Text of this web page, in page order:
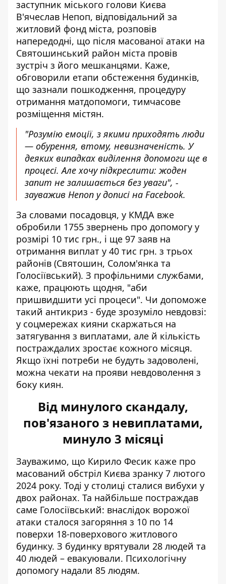
заступник міського голови Києва
В'ячеслав Непоп, відповідальний за
житловий фонд міста, розповів
напередодні, що після масованої атаки на
Святошинський район міста провів
зустріч з його мешканцями. Каже,
обговорили етапи обстеження будинків,
що зазнали пошкодження, процедуру
отримання матдопомоги, тимчасове
розміщення містян.
"Розумію емоції, з якими приходять люди
— обурення, втому, невизначеність. У
деяких випадках виділення допомоги ще в
процесі. Але хочу підкреслити: жоден
запит не залишається без уваги", -
зауважив Непоп у дописі на Facebook.
За словами посадовця, у КМДА вже
обробили 1755 звернень про допомогу у
розмірі 10 тис грн., і ще 97 заяв на
отримання виплат у 40 тис грн. з трьох
районів (Святошин, Солом'янка та
Голосіївський). З профільними службами,
каже, працюють щодня, "аби
пришвидшити усі процеси". Чи допоможе
такий антикриз - буде зрозуміло невдовзі:
у соцмережах кияни скаржаться на
затягування з виплатами, але й кількість
постраждалих зростає кожного місяця.
Якщо їхні потреби не будуть задоволені,
можна чекати на прояви невдоволення з
боку киян.
Від минулого скандалу,
пов'язаного з невиплатами,
минуло 3 місяці
Зауважимо, що Кирило Фесик каже про
масований обстріл Києва зранку 7 лютого
2024 року. Тоді у столиці сталися вибухи у
двох районах. Та найбільше постраждав
саме Голосіївський: внаслідок ворожої
атаки сталося загоряння з 10 по 14
поверхи 18-поверхового житлового
будинку. З будинку врятували 28 людей та
40 людей – евакуювали. Психологічну
допомогу надали 85 людям.